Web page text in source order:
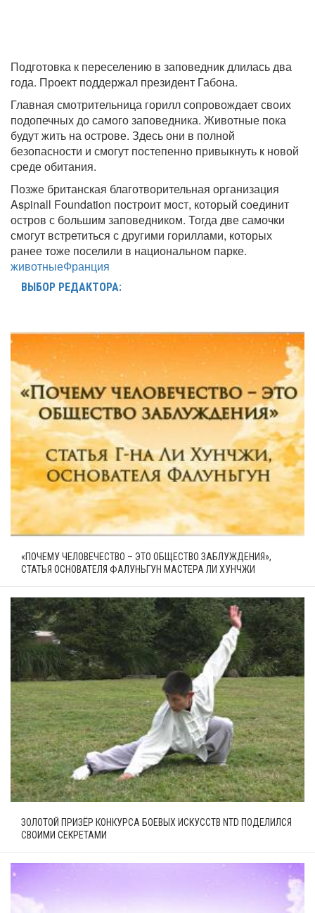
Подготовка к переселению в заповедник длилась два
года. Проект поддержал президент Габона.
Главная смотрительница горилл сопровождает своих
подопечных до самого заповедника. Животные пока
будут жить на острове. Здесь они в полной
безопасности и смогут постепенно привыкнуть к новой
среде обитания.
Позже британская благотворительная организация
Aspinall Foundation построит мост, который соединит
остров с большим заповедником. Тогда две самочки
смогут встретиться с другими гориллами, которых
ранее тоже поселили в национальном парке.
животныеФранция
ВЫБОР РЕДАКТОРА:
«ПОЧЕМУ ЧЕЛОВЕЧЕСТВО – ЭТО ОБЩЕСТВО ЗАБЛУЖДЕНИЯ»,
СТАТЬЯ ОСНОВАТЕЛЯ ФАЛУНЬГУН МАСТЕРА ЛИ ХУНЧЖИ
ЗОЛОТОЙ ПРИЗЁР КОНКУРСА БОЕВЫХ ИСКУССТВ NTD ПОДЕЛИЛСЯ
СВОИМИ СЕКРЕТАМИ